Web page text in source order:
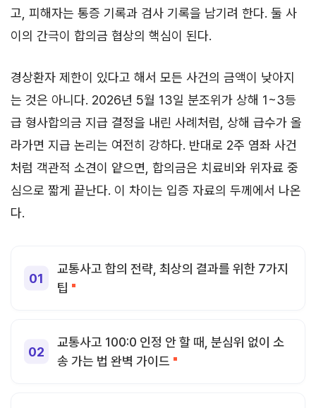
고, 피해자는 통증 기록과 검사 기록을 남기려 한다. 둘 사
이의 간극이 합의금 협상의 핵심이 된다.
경상환자 제한이 있다고 해서 모든 사건의 금액이 낮아지
는 것은 아니다. 2026년 5월 13일 분조위가 상해 1~3등
급 형사합의금 지급 결정을 내린 사례처럼, 상해 급수가 올
라가면 지급 논리는 여전히 강하다. 반대로 2주 염좌 사건
처럼 객관적 소견이 얕으면, 합의금은 치료비와 위자료 중
심으로 짧게 끝난다. 이 차이는 입증 자료의 두께에서 나온
다.
교통사고 합의 전략, 최상의 결과를 위한 7가지
팁
교통사고 100:0 인정 안 할 때, 분심위 없이 소
송 가는 법 완벽 가이드